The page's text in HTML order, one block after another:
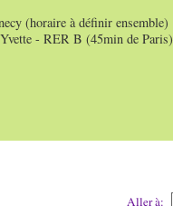
(horaire à définir ensemble)
- RER B (45min de Paris)
Aller à: